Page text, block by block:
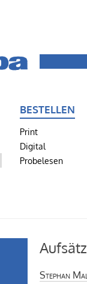
BESTELLEN
Print
Digital
Probelesen
Stephan